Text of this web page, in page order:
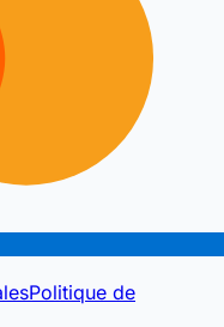
Politique de